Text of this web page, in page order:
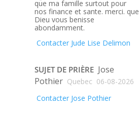
que ma famille surtout pour
nos finance et sante. merci. que
Dieu vous benisse
abondamment.
Contacter Jude Lise Delimon
SUJET DE PRIÈRE Jose
Pothier Quebec 06-08-2026
Contacter Jose Pothier